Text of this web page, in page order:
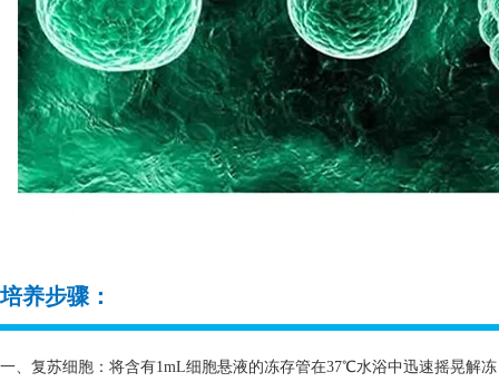
培养步骤：
一、复苏细胞：将含有1mL细胞悬液的冻存管在37℃水浴中迅速摇晃解